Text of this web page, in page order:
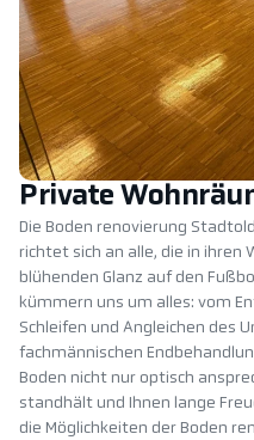
Private
Die Boden renovierung
richtet sich an alle, die in ihren
blühenden Glanz auf den
kümmern uns um alles: vom
Schleifen und Angleichen des
fachmännischen
Boden nicht nur optisch
standhält und Ihnen lange
die Möglichkeiten der Boden